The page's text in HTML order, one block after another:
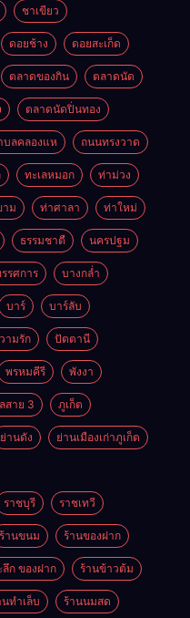
ชาเขียว
ดอยช้าง ดอยสะเก็ด
ตลาดของกิน ตลาดนัด
ตลาดนัดปิ่นทอง
บลคลองแห ถนนทรงวาด
ทะเลหมอก ท่าม่วง
าม ท่าศาลา ท่าใหม่
ธรรมชาตื นครปฐม
รศการ บางกล่ำ
บาร์ บาร์ลับ
ามรัก ปัตตานี
พรหมคีรี พังงา
าย 3 ภูเก็ต
ย่านดัง ย่านเมืองเก่าภูเก็ต
ราชบุรี ราชเทวี
ร้านขนม ร้านของฝาก
ก ของฝาก ร้านข้าวต้ม
นทำเล็บ ร้านนมสด